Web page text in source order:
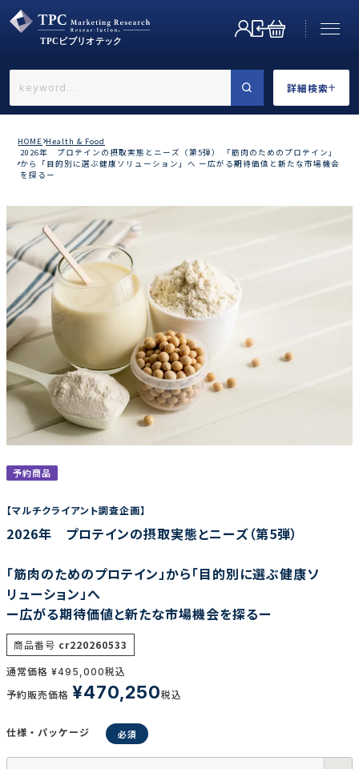
詳細検索
←戻る
業界で選ぶ
カテゴリで選ぶ
調査の種類で選ぶ
リセット 検索する
HOME Health & Food
2026年 プロテインの摂取実態とニーズ（第5弾） 「筋肉のためのプロテイン」
から「目的別に選ぶ健康ソリューション」へ ー広がる期待価値と新たな市場機会
を探るー
予約商品
【マルチクライアント調査企画】
2026年 プロテインの摂取実態とニーズ（第5弾）
「筋肉のためのプロテイン」から「目的別に選ぶ健康ソ
リューション」へ
ー広がる期待価値と新たな市場機会を探るー
商品番号 cr220260533
通常価格 ¥495,000税込
予約販売価格 ¥470,250税込
仕様・パッケージ